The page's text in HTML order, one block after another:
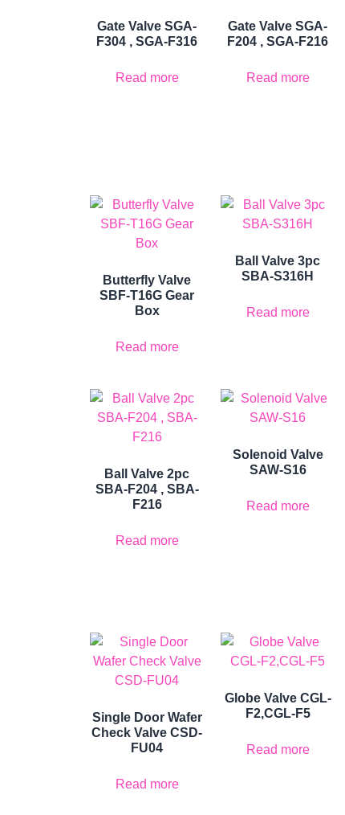
Gate Valve SGA-
F304 , SGA-F316
Read more
Gate Valve SGA-
F204 , SGA-F216
Read more
Butterfly Valve
SBF-T16G Gear
Box
Read more
Ball Valve 3pc
SBA-S316H
Read more
Ball Valve 2pc
SBA-F204 , SBA-
F216
Read more
Solenoid Valve
SAW-S16
Read more
Single Door Wafer
Check Valve CSD-
FU04
Read more
Globe Valve CGL-
F2,CGL-F5
Read more